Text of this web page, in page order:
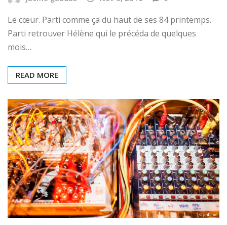
Le cœur. Parti comme ça du haut de ses 84 printemps.
Parti retrouver Hélène qui le précéda de quelques
mois…
READ MORE